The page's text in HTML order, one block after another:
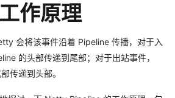
作原理
会将该事件沿着 Pipeline 传播，对于入
的头部传递到尾部；对于出站事件，
传递到头部。